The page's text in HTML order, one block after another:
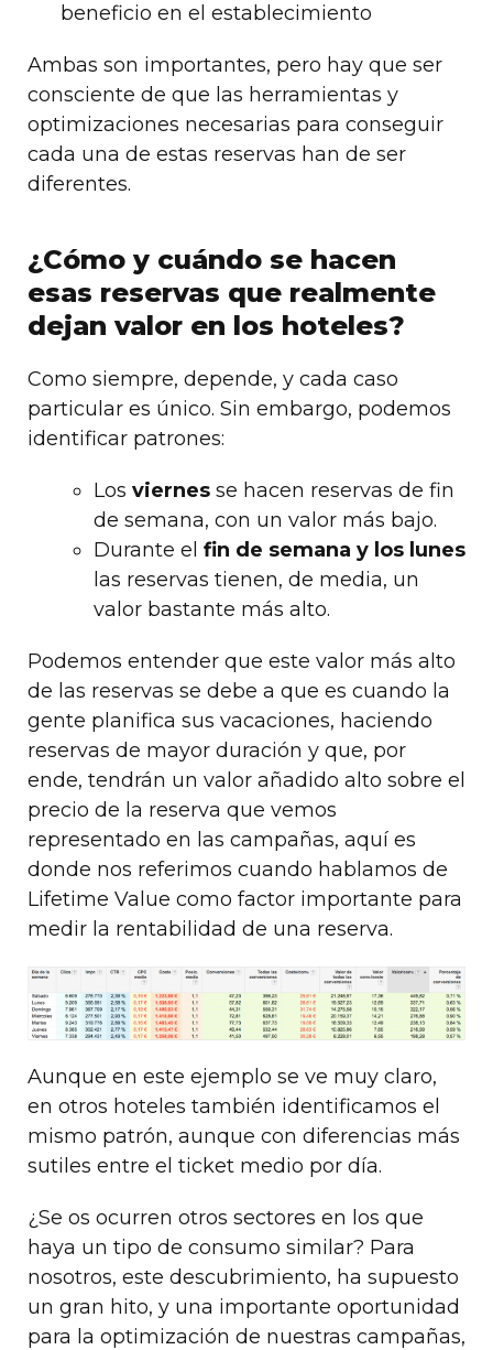
beneficio en el establecimiento
Ambas son importantes, pero hay que ser
consciente de que las herramientas y
optimizaciones necesarias para conseguir
cada una de estas reservas han de ser
diferentes.
¿Cómo y cuándo se hacen
esas reservas que realmente
dejan valor en los hoteles?
Como siempre, depende, y cada caso
particular es único. Sin embargo, podemos
identificar patrones:
Los viernes se hacen reservas de fin
de semana, con un valor más bajo.
Durante el fin de semana y los lunes
las reservas tienen, de media, un
valor bastante más alto.
Podemos entender que este valor más alto
de las reservas se debe a que es cuando la
gente planifica sus vacaciones, haciendo
reservas de mayor duración y que, por
ende, tendrán un valor añadido alto sobre el
precio de la reserva que vemos
representado en las campañas, aquí es
donde nos referimos cuando hablamos de
Lifetime Value como factor importante para
medir la rentabilidad de una reserva.
Aunque en este ejemplo se ve muy claro,
en otros hoteles también identificamos el
mismo patrón, aunque con diferencias más
sutiles entre el ticket medio por día.
¿Se os ocurren otros sectores en los que
haya un tipo de consumo similar? Para
nosotros, este descubrimiento, ha supuesto
un gran hito, y una importante oportunidad
para la optimización de nuestras campañas,